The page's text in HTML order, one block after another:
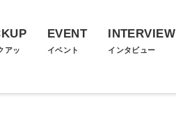
アッ
EVENT
イベント
INTERVIEW
インタビュー